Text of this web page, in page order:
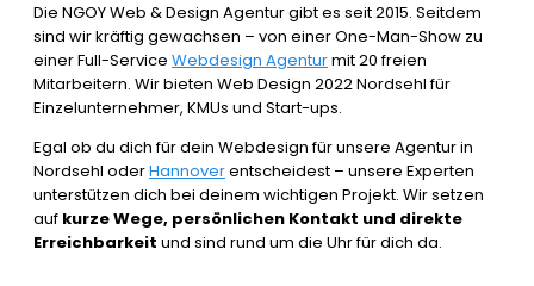
Die NGOY Web & Design Agentur gibt es seit 2015. Seitdem
sind wir kräftig gewachsen – von einer One-Man-Show zu
einer Full-Service Webdesign Agenturmit 20 freien
Mitarbeitern. Wir bieten Web Design 2022 Nordsehl für
Einzelunternehmer, KMUs und Start-ups.
Egal ob du dich für dein Webdesign für unsere Agentur in
Nordsehl oderHannoverentscheidest – unsere Experten
unterstützen dich bei deinem wichtigen Projekt. Wir setzen
auf kurze Wege, persönlichen Kontakt und direkte
Erreichbarkeit und sind rund um die Uhr für dich da.